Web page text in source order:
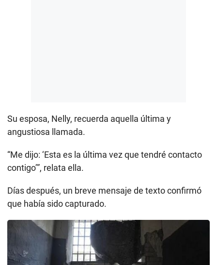
Su esposa, Nelly, recuerda aquella última y
angustiosa llamada.
“Me dijo: ‘Esta es la última vez que tendré contacto
contigo’”, relata ella.
Días después, un breve mensaje de texto confirmó
que había sido capturado.